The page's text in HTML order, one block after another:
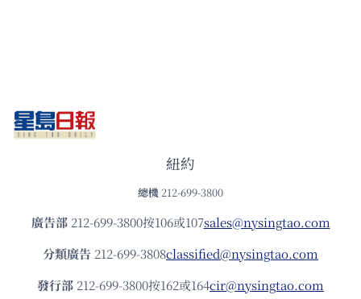
紐約
總機 212-699-3800
廣告部212-699-3800按106或107sales@nysingtao.com
分類廣告 212-699-3808classified@nysingtao.com
發⾏部 212-699-3800按162或164cir@nysingtao.com